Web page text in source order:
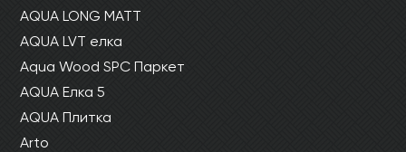
AQUA LONG MATT
AQUA LVT елка
Aqua Wood SPC Паркет
AQUA Елка 5
AQUA Плитка
Arto